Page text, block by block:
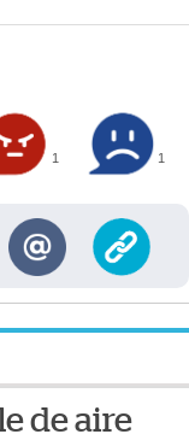
1 1
de aire